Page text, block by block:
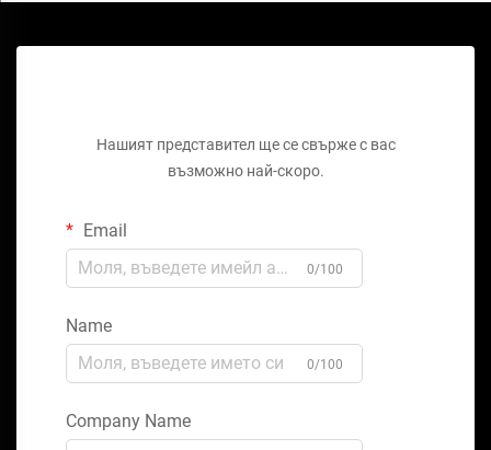
Нашият представител ще се свърже с вас
възможно най-скоро.
Email
0/100
Name
0/100
Company Name